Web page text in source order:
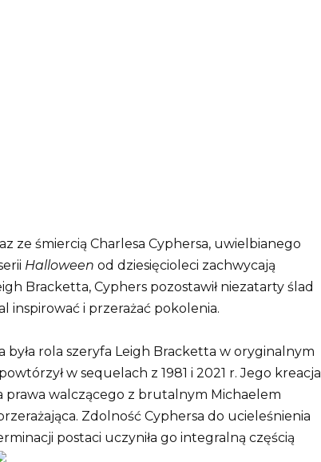
ze śmiercią Charlesa Cyphersa, uwielbianego
Halloween od dziesięcioleci zachwycają
Bracketta, Cyphers pozostawił niezatarty ślad
inspirować i przerażać pokolenia.
była rola szeryfa Leigh Bracketta w oryginalnym
w sequelach z 1981 i 2021 r. Jego kreacja
prawa walczącego z brutalnym Michaelem
Zdolność Cyphersa do ucieleśnienia
postaci uczyniła go integralną częścią